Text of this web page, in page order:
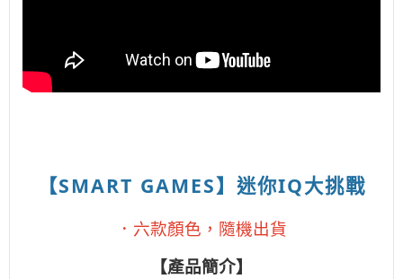
【SMART GAMES】迷你IQ大挑戰
．六款顏色，隨機出貨
【產品簡介】